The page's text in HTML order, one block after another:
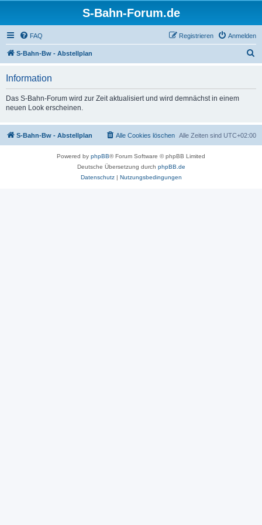
S-Bahn-Forum.de
FAQ Anmelden
Registrieren
S-Bahn-Bw - Abstellplan
Information
Das S-Bahn-Forum wird zur Zeit aktualisiert und wird demnächst in einem
neuen Look erscheinen.
S-Bahn-Bw - Abstellplan Alle Zeiten sind UTC+02:00
Alle Cookies löschen
Powered by phpBB® Forum Software © phpBB Limited
Deutsche Übersetzung durch phpBB.de
Datenschutz| Nutzungsbedingungen